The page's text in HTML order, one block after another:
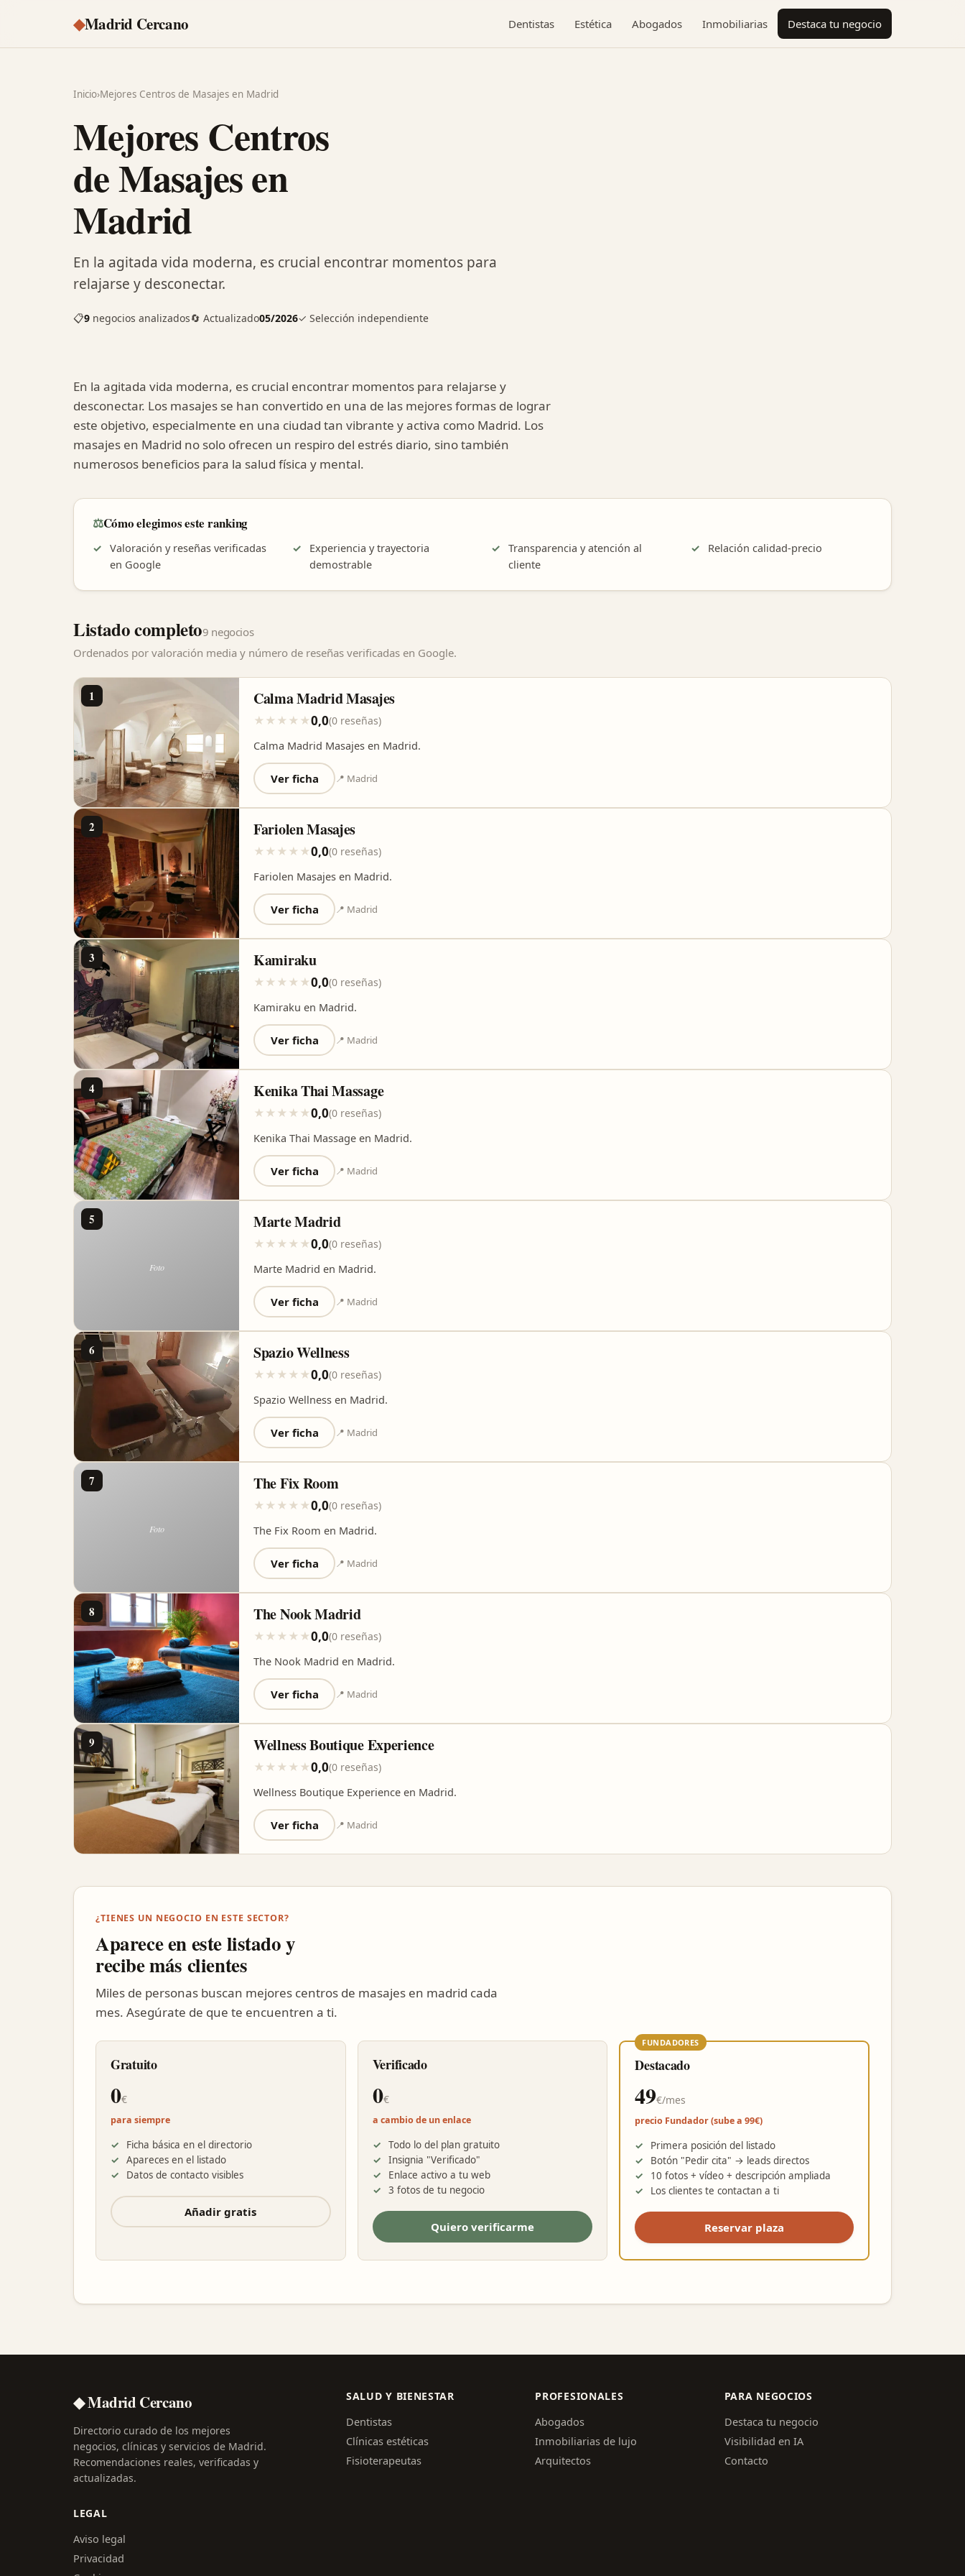
◆Madrid Cercano Dentistas Estética Abogados Inmobiliarias Destaca tu negocio
Inicio›Mejores Centros de Masajes en Madrid
Mejores Centros
de Masajes en
Madrid
En la agitada vida moderna, es crucial encontrar momentos para
relajarse y desconectar.
📋9 negocios analizados🔄 Actualizado05/2026✓ Selección independiente
En la agitada vida moderna, es crucial encontrar momentos para relajarse y
desconectar. Los masajes se han convertido en una de las mejores formas de lograr
este objetivo, especialmente en una ciudad tan vibrante y activa como Madrid. Los
masajes en Madrid no solo ofrecen un respiro del estrés diario, sino también
numerosos beneficios para la salud física y mental.
⚖️Cómo elegimos este ranking
Valoración y reseñas verificadas
en Google
Experiencia y trayectoria
demostrable
Transparencia y atención al
cliente
Relación calidad-precio
Listado completo9 negocios
Ordenados por valoración media y número de reseñas verificadas en Google.
1 Calma Madrid Masajes
★ ★ ★ ★ ★0,0(0 reseñas)
Calma Madrid Masajes en Madrid.
Ver ficha 📍 Madrid
2 Fariolen Masajes
★ ★ ★ ★ ★0,0(0 reseñas)
Fariolen Masajes en Madrid.
Ver ficha 📍 Madrid
3 Kamiraku
★ ★ ★ ★ ★0,0(0 reseñas)
Kamiraku en Madrid.
Ver ficha 📍 Madrid
4 Kenika Thai Massage
★ ★ ★ ★ ★0,0(0 reseñas)
Kenika Thai Massage en Madrid.
Ver ficha 📍 Madrid
5 Marte Madrid
★ ★ ★ ★ ★0,0(0 reseñas)
Marte Madrid en Madrid.
Ver ficha 📍 Madrid
6 Spazio Wellness
★ ★ ★ ★ ★0,0(0 reseñas)
Spazio Wellness en Madrid.
Ver ficha 📍 Madrid
7 The Fix Room
★ ★ ★ ★ ★0,0(0 reseñas)
The Fix Room en Madrid.
Ver ficha 📍 Madrid
8 The Nook Madrid
★ ★ ★ ★ ★0,0(0 reseñas)
The Nook Madrid en Madrid.
Ver ficha 📍 Madrid
9 Wellness Boutique Experience
★ ★ ★ ★ ★0,0(0 reseñas)
Wellness Boutique Experience en Madrid.
Ver ficha 📍 Madrid
¿TIENES UN NEGOCIO EN ESTE SECTOR?
Aparece en este listado y
recibe más clientes
Miles de personas buscan mejores centros de masajes en madrid cada
mes. Asegúrate de que te encuentren a ti.
Gratuito
0€
para siempre
Ficha básica en el directorio
Apareces en el listado
Datos de contacto visibles
Añadir gratis
Verificado
0€
a cambio de un enlace
Todo lo del plan gratuito
Insignia "Verificado"
Enlace activo a tu web
3 fotos de tu negocio
Quiero verificarme
FUNDADORES
Destacado
49€/mes
precio Fundador (sube a 99€)
Primera posición del listado
Botón "Pedir cita" → leads directos
10 fotos + vídeo + descripción ampliada
Los clientes te contactan a ti
Reservar plaza
◆ Madrid Cercano
Directorio curado de los mejores
negocios, clínicas y servicios de Madrid.
Recomendaciones reales, verificadas y
actualizadas.
SALUD Y BIENESTAR
Dentistas
Clínicas estéticas
Fisioterapeutas
PROFESIONALES
Abogados
Inmobiliarias de lujo
Arquitectos
PARA NEGOCIOS
Destaca tu negocio
Visibilidad en IA
Contacto
LEGAL
Aviso legal
Privacidad